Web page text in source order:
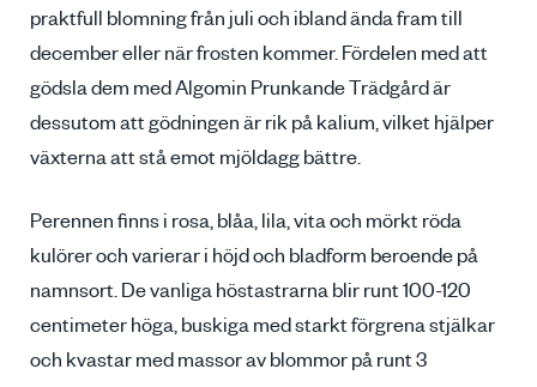
praktfull blomning från juli och ibland ända fram till
december eller när frosten kommer. Fördelen med att
gödsla dem med Algomin Prunkande Trädgård är
dessutom att gödningen är rik på kalium, vilket hjälper
växterna att stå emot mjöldagg bättre.
Perennen finns i rosa, blåa, lila, vita och mörkt röda
kulörer och varierar i höjd och bladform beroende på
namnsort. De vanliga höstastrarna blir runt 100-120
centimeter höga, buskiga med starkt förgrena stjälkar
och kvastar med massor av blommor på runt 3